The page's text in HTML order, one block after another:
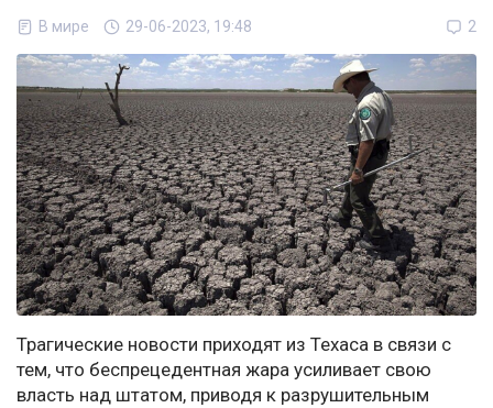
В мире 29-06-2023, 19:48 2
Трагические новости приходят из Техаса в связи с
тем, что беспрецедентная жара усиливает свою
власть над штатом, приводя к разрушительным